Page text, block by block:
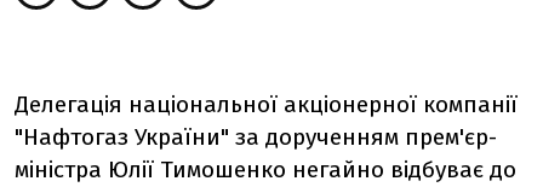
Делегація національної акціонерної компанії
"Нафтогаз України" за дорученням прем'єр-
міністра Юлії Тимошенко негайно відбуває до